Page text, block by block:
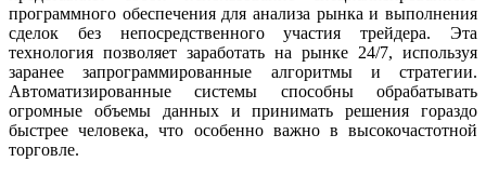
программного обеспечения для анализа рынка и выполнения
сделок без непосредственного участия трейдера. Эта
технология позволяет заработать на рынке 24/7, используя
заранее запрограммированные алгоритмы и стратегии.
Автоматизированные системы способны обрабатывать
огромные объемы данных и принимать решения гораздо
быстрее человека, что особенно важно в высокочастотной
торговле.